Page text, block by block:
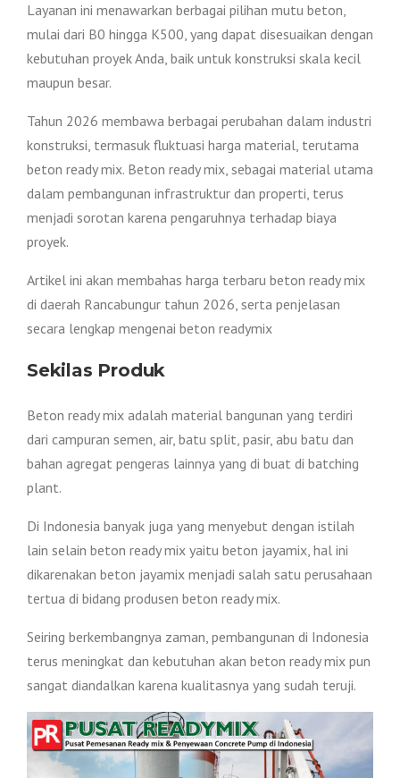
Layanan ini menawarkan berbagai pilihan mutu beton,
mulai dari B0 hingga K500, yang dapat disesuaikan dengan
kebutuhan proyek Anda, baik untuk konstruksi skala kecil
maupun besar.
Tahun 2026 membawa berbagai perubahan dalam industri
konstruksi, termasuk fluktuasi harga material, terutama
beton ready mix. Beton ready mix, sebagai material utama
dalam pembangunan infrastruktur dan properti, terus
menjadi sorotan karena pengaruhnya terhadap biaya
proyek.
Artikel ini akan membahas harga terbaru beton ready mix
di daerah Rancabungur tahun 2026, serta penjelasan
secara lengkap mengenai beton readymix
Sekilas Produk
Beton ready mix adalah material bangunan yang terdiri
dari campuran semen, air, batu split, pasir, abu batu dan
bahan agregat pengeras lainnya yang di buat di batching
plant.
Di Indonesia banyak juga yang menyebut dengan istilah
lain selain beton ready mix yaitu beton jayamix, hal ini
dikarenakan beton jayamix menjadi salah satu perusahaan
tertua di bidang produsen beton ready mix.
Seiring berkembangnya zaman, pembangunan di Indonesia
terus meningkat dan kebutuhan akan beton ready mix pun
sangat diandalkan karena kualitasnya yang sudah teruji.